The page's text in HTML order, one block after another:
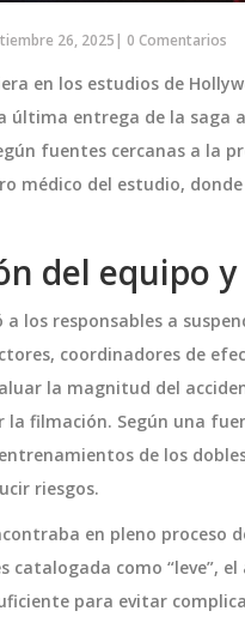
26, 2025| 0 Comentarios
en los estudios de
última entrega de la saga
fuentes cercanas a la
médico del estudio,
del equipo
los responsables a
coordinadores de
la magnitud del
la filmación. Según una
de los
riesgos.
en pleno proceso
catalogada como “leve”,
para evitar